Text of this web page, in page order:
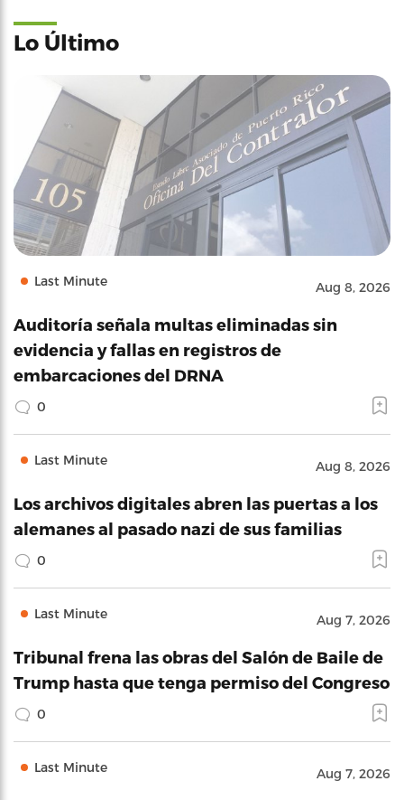
Lo Último
Last Minute Aug 8, 2026
Auditoría señala multas eliminadas sin
evidencia y fallas en registros de
embarcaciones del DRNA
0
Last Minute Aug 8, 2026
Los archivos digitales abren las puertas a los
alemanes al pasado nazi de sus familias
0
Last Minute Aug 7, 2026
Tribunal frena las obras del Salón de Baile de
Trump hasta que tenga permiso del Congreso
0
Last Minute Aug 7, 2026